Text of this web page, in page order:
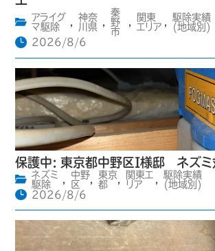
アライグ
マ駆除
,
神奈
川県 ,
秦
野
市
,
関東
エリア ,
駆除実績
(地域別)
2026/8/6
保護中: 東京都中野区I様邸 ネズミ
ネズミ
駆除
中野
区
東京
都
関東エ
リア
駆除実績
(地域別)
2026/8/6